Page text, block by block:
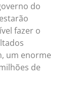
do
fazer o
um enorme
de